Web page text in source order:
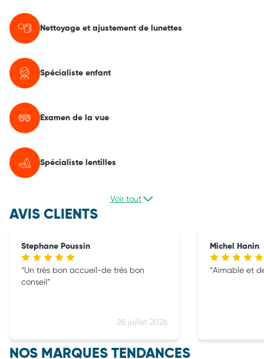
Nettoyage et ajustement de lunettes
Spécialiste enfant
Examen de la vue
Spécialiste lentilles
Voir tout
AVIS CLIENTS
Stephane Poussin
28 juillet 2026
Un très bon accueil-de très bon
conseil
Michel Hanin
Aimable et
NOS MARQUES TENDANCES